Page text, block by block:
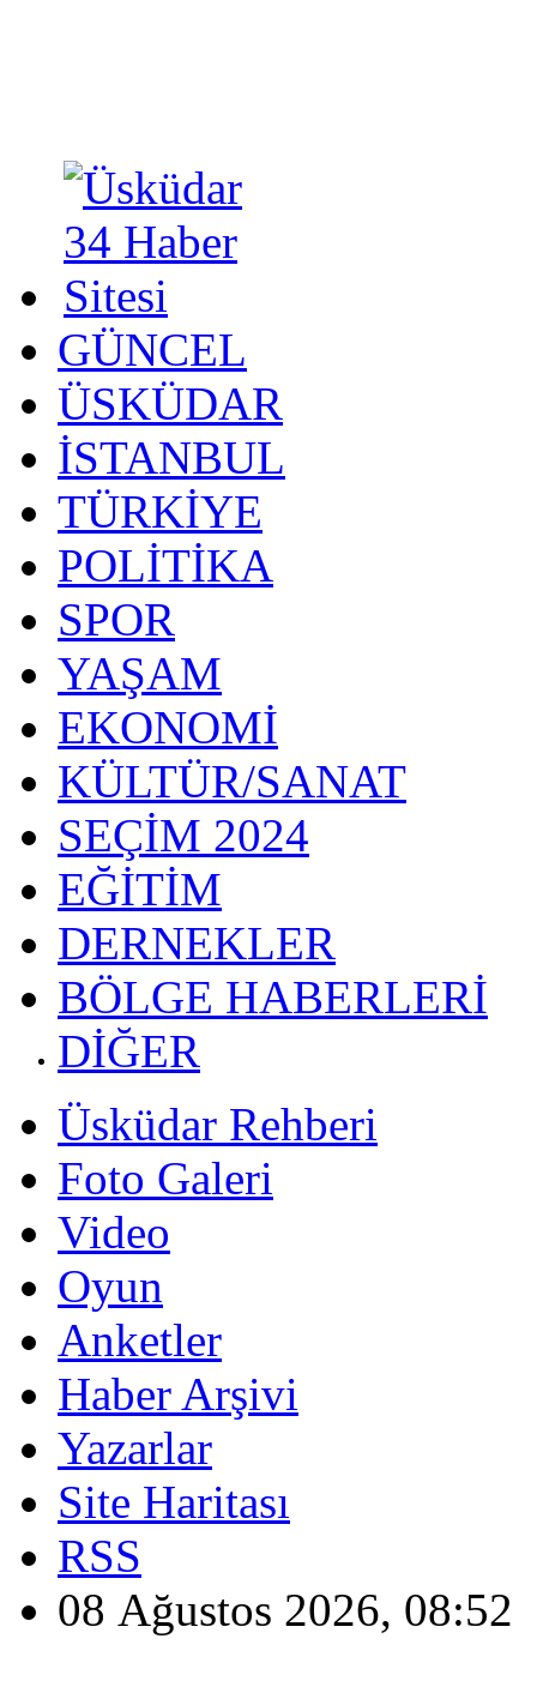
GÜNCEL
ÜSKÜDAR
İSTANBUL
TÜRKİYE
POLİTİKA
SPOR
YAŞAM
EKONOMİ
KÜLTÜR/SANAT
SEÇİM 2024
EĞİTİM
DERNEKLER
BÖLGE HABERLERİ
DİĞER
Üsküdar Rehberi
Foto Galeri
Video
Oyun
Anketler
Haber Arşivi
Yazarlar
Site Haritası
RSS
08 Ağustos 2026, 08:52